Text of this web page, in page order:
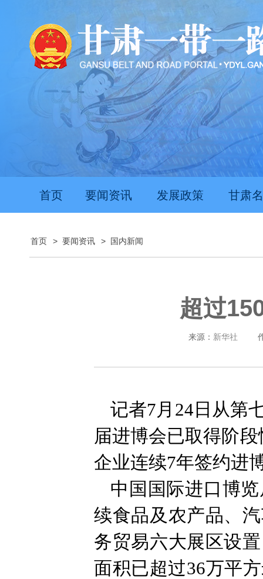
首页 要闻资讯 发展政策 甘肃
首页 > 要闻资讯 > 国内新闻
超过
来源： 新华社
记者7月24日从第
届进博会已取得阶
企业连续7年签约进
中国国际进口博
续食品及农产品、
务贸易六大展区设
面积已超过36万平